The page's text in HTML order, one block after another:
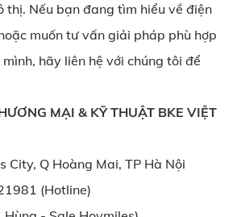
thị. Nếu bạn đang tìm hiểu về điện
muốn tư vấn giải pháp phù hợp
hãy liên hệ với chúng tôi để
MẠI & KỸ THUẬT BKE VIỆT
City, Q Hoàng Mai, TP Hà Nội
(Hotline)